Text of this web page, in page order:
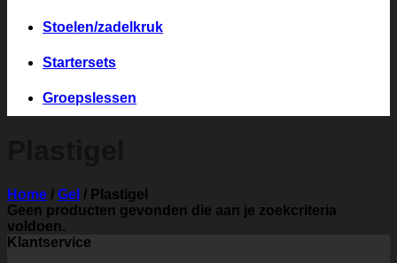
Stoelen/zadelkruk
Startersets
Groepslessen
Home / Gel / Plastigel
Geen producten gevonden die aan je zoekcriteria
voldoen.
Klantservice